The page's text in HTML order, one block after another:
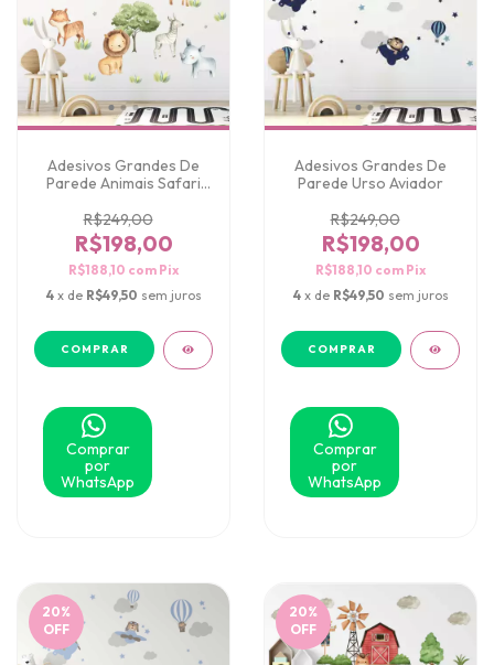
Adesivos Grandes De
Parede Animais Safari
R$249,00
R$198,00
R$188,10 com Pix
4 x de R$49,50 sem juros
Comprar
por
WhatsApp
Adesivos Grandes De
Parede Urso Aviador
R$249,00
R$198,00
R$188,10 com Pix
4 x de R$49,50 sem juros
Comprar
por
WhatsApp
20%
OFF
20%
OFF